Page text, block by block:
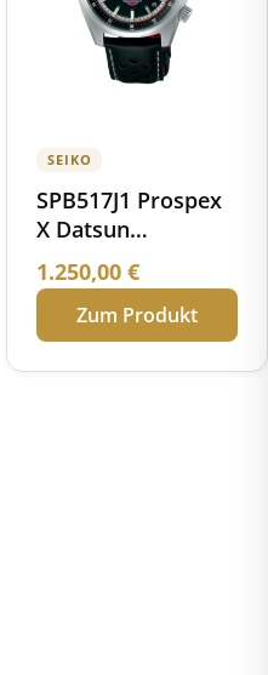
SEIKO
SPB517J1 Prospex
X Datsun
Speedtimer
Automatik Limited
Edition
1.250,00 €
Zum Produkt